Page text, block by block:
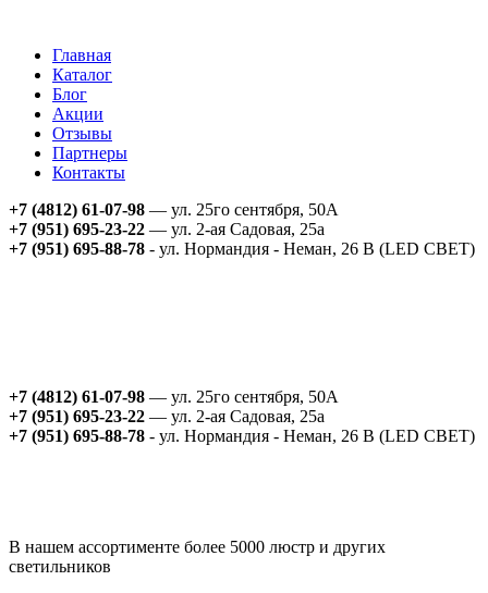
Главная
Каталог
Блог
Акции
Отзывы
Партнеры
Контакты
+7 (4812) 61-07-98 — ул. 25го сентября, 50А
+7 (951) 695-23-22 — ул. 2-ая Садовая, 25а
+7 (951) 695-88-78 - ул. Нормандия - Неман, 26 В (LED СВЕТ)
+7 (4812) 61-07-98 — ул. 25го сентября, 50А
+7 (951) 695-23-22 — ул. 2-ая Садовая, 25а
+7 (951) 695-88-78 - ул. Нормандия - Неман, 26 В (LED СВЕТ)
В нашем ассортименте более 5000 люстр и других
светильников